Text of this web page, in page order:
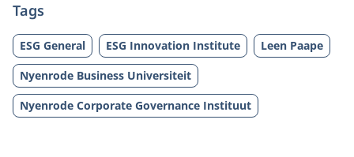
Tags
ESG General ESG Innovation Institute
Leen Paape
Nyenrode Business Universiteit
Nyenrode Corporate Governance Instituut